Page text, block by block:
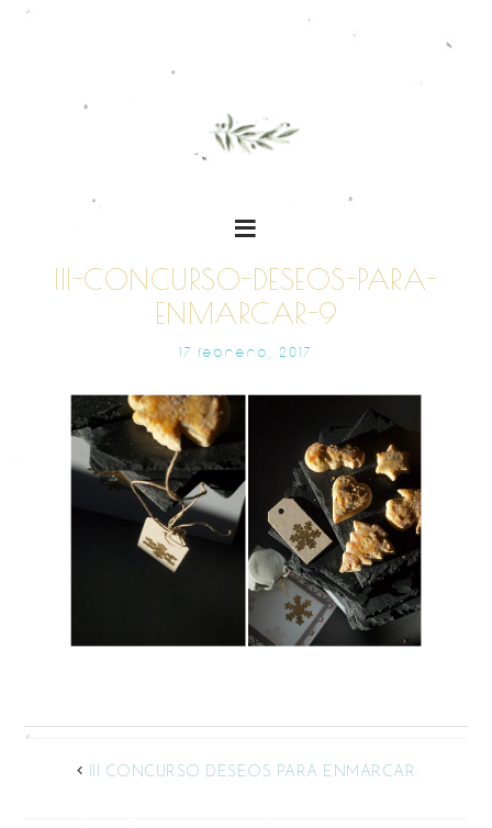
III-CONCURSO-DESEOS-PARA-
ENMARCAR-9
17 FEBRERO, 2017
III CONCURSO DESEOS PARA ENMARCAR.